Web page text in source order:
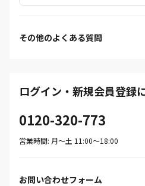
その他のよくある質問
ログイン・新規会員登録
0120-320-773
営業時間: 月〜土 11:00〜18:00
お問い合わせフォーム